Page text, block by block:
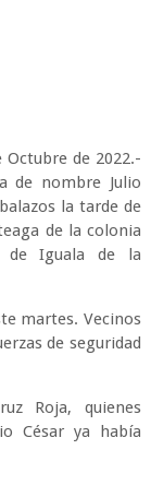
de 2022.-
de nombre Julio
la tarde de
de la colonia
de Iguala de la
martes. Vecinos
de seguridad
Roja, quienes
César ya había